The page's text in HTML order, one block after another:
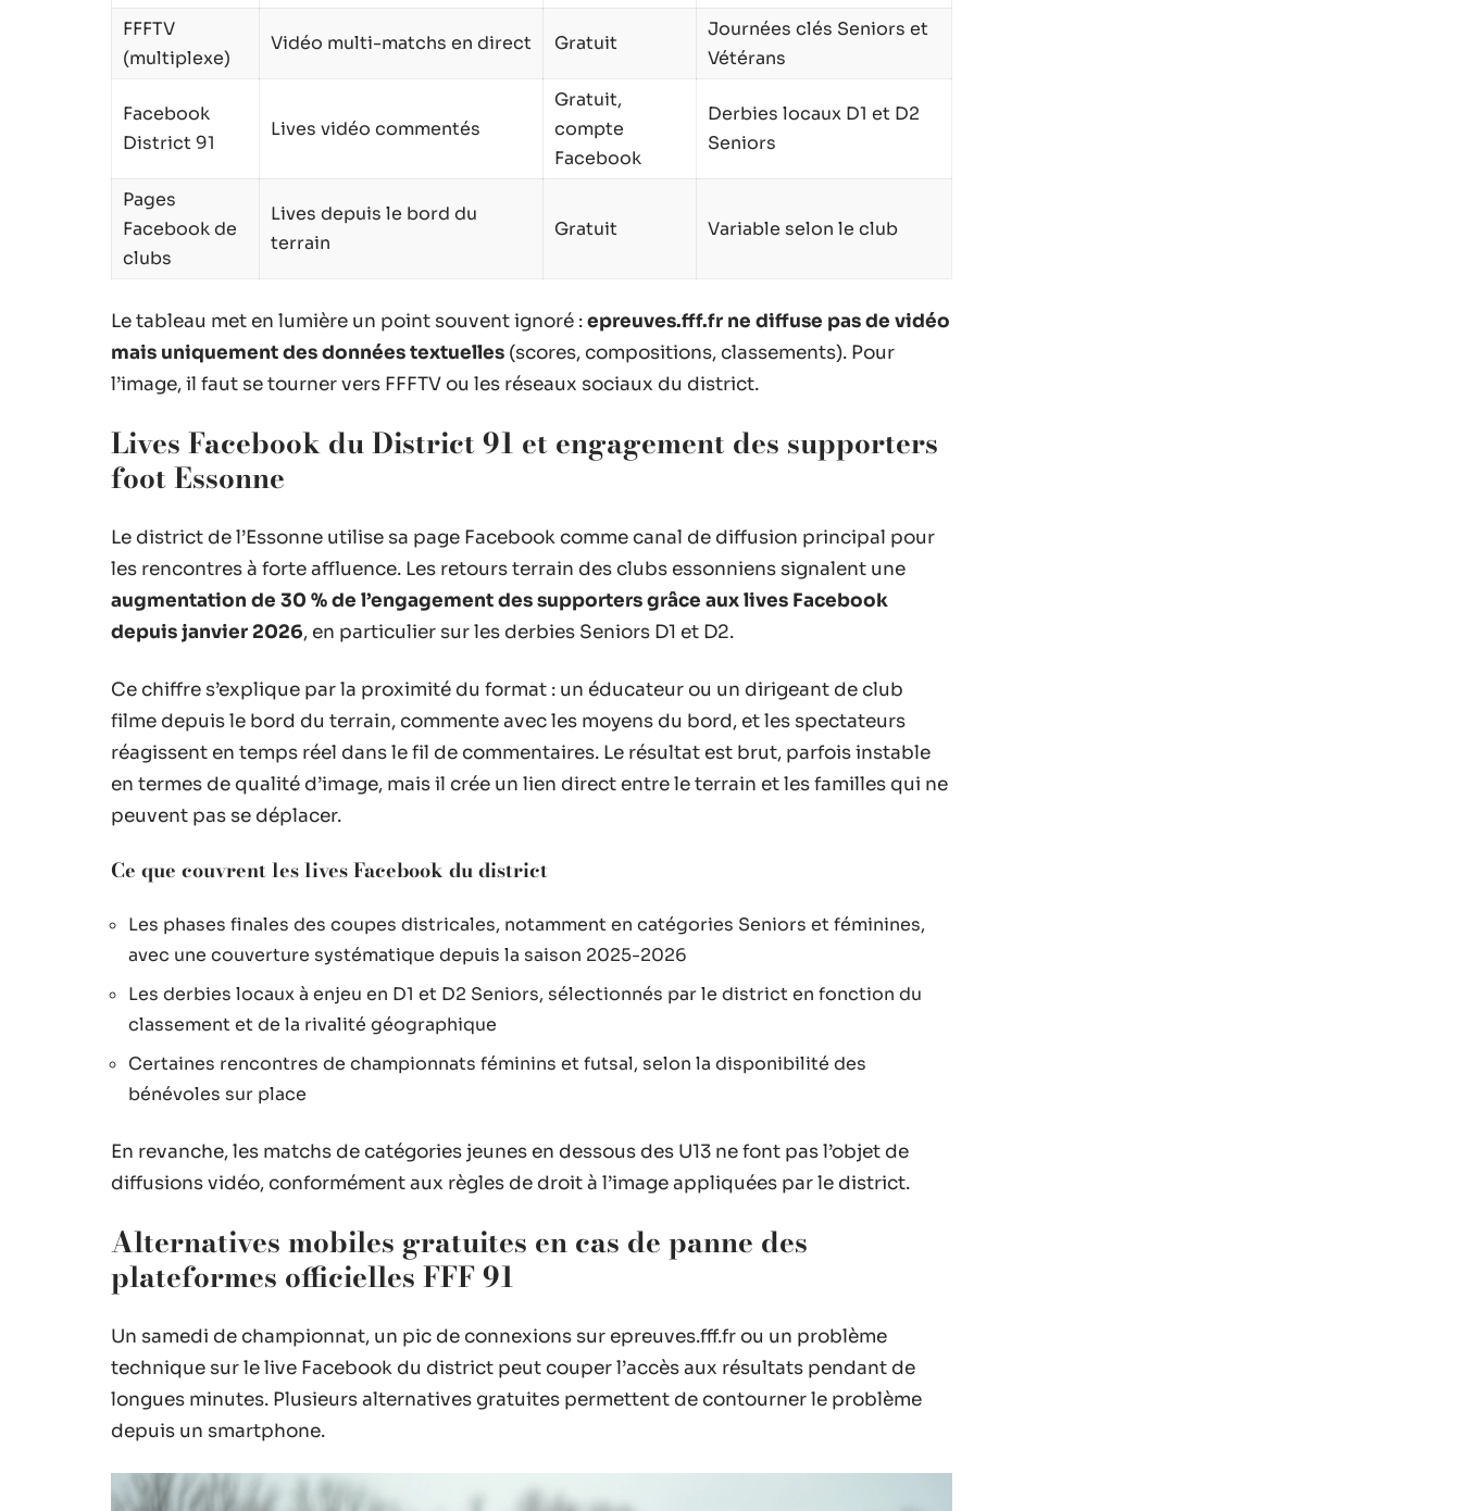
FFFTV
(multiplexe)
Vidéo multi-matchs en direct Gratuit
Journées clés Seniors et
Vétérans
Facebook
District 91
Lives vidéo commentés
Gratuit,
compte
Facebook
Derbies locaux D1 et D2
Seniors
Pages
Facebook de
clubs
Lives depuis le bord du
terrain
Gratuit Variable selon le club
Le tableau met en lumière un point souvent ignoré :epreuves.fff.fr ne diffuse pas de vidéo
mais uniquement des données textuelles (scores, compositions, classements). Pour
l’image, il faut se tourner vers FFFTV ou les réseaux sociaux du district.
Lives Facebook du District 91 et engagement des supporters
foot Essonne
Le district de l’Essonne utilise sa page Facebook comme canal de diffusion principal pour
les rencontres à forte affluence. Les retours terrain des clubs essonniens signalent une
augmentation de 30 % de l’engagement des supporters grâce aux lives Facebook
depuis janvier 2026, en particulier sur les derbies Seniors D1 et D2.
Ce chiffre s’explique par la proximité du format : un éducateur ou un dirigeant de club
filme depuis le bord du terrain, commente avec les moyens du bord, et les spectateurs
réagissent en temps réel dans le fil de commentaires. Le résultat est brut, parfois instable
en termes de qualité d’image, mais il crée un lien direct entre le terrain et les familles qui ne
peuvent pas se déplacer.
Ce que couvrent les lives Facebook du district
Les phases finales des coupes districales, notamment en catégories Seniors et féminines,
avec une couverture systématique depuis la saison 2025-2026
Les derbies locaux à enjeu en D1 et D2 Seniors, sélectionnés par le district en fonction du
classement et de la rivalité géographique
Certaines rencontres de championnats féminins et futsal, selon la disponibilité des
bénévoles sur place
En revanche, les matchs de catégories jeunes en dessous des U13 ne font pas l’objet de
diffusions vidéo, conformément aux règles de droit à l’image appliquées par le district.
Alternatives mobiles gratuites en cas de panne des
plateformes officielles FFF 91
Un samedi de championnat, un pic de connexions sur epreuves.fff.fr ou un problème
technique sur le live Facebook du district peut couper l’accès aux résultats pendant de
longues minutes. Plusieurs alternatives gratuites permettent de contourner le problème
depuis un smartphone.